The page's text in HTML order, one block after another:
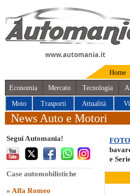
www.automania.it
Home
Economia Mercato Tecnologia
Moto Trasporti Attualità
News Auto e Motori
Segui Automania!
Case automobilistiche
» Alfa Romeo
FOTO
e